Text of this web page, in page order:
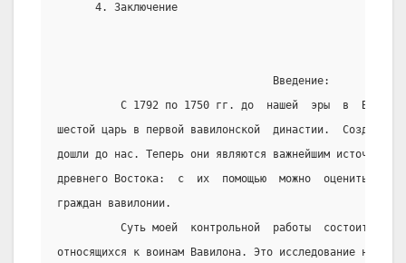
      4. Заключение
                                  Введение:
С 1792 по 1750 гг. до  нашей  эры  в
шестой царь в первой вавилонской  династии.
дошли до нас. Теперь они являются важнейшим
древнего Востока:  с  их  помощью  можно  оценить
граждан вавилонии.
Суть моей  контрольной  работы  состоит  в
относящихся к воинам Вавилона. Это исследование